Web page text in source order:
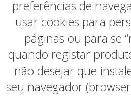
preferências de
usar cookies para
páginas ou para se
quando registar
não desejar que
seu navegador